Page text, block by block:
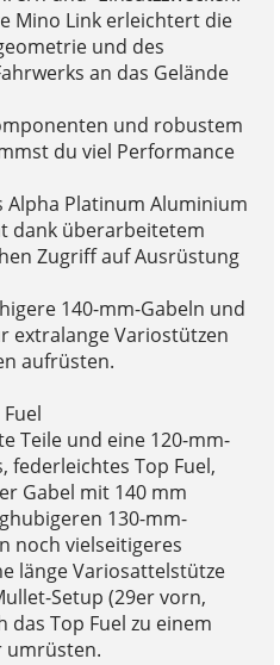
Mino Link erleichtert die
und des
an das Gelände
und robustem
du viel Performance
Alpha Platinum Aluminium
dank überarbeitetem
Zugriff auf Ausrüstung
140-mm-Gabeln und
extralange Variostützen
aufrüsten.
Teile und eine 120-mm-
federleichtes Top Fuel,
Gabel mit 140 mm
130-mm-
noch vielseitigeres
länge Variosattelstütze
Setup (29er vorn,
das Top Fuel zu einem
umrüsten.